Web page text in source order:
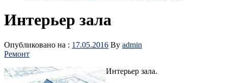
Интерьер зала
Опубликовано на : 17.05.2016 By admin
Ремонт
Интерьер зала.